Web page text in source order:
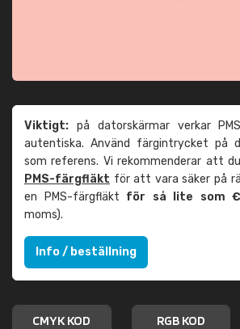
Viktigt: på datorskärmar verkar
autentiska. Använd färgintrycket på
som referens. Vi rekommenderar att du
PMS-färgfläkt för att vara säker på
en PMS-färgfläkt för så lite som
moms).
Info / beställning
CMYK KOD RGB KOD